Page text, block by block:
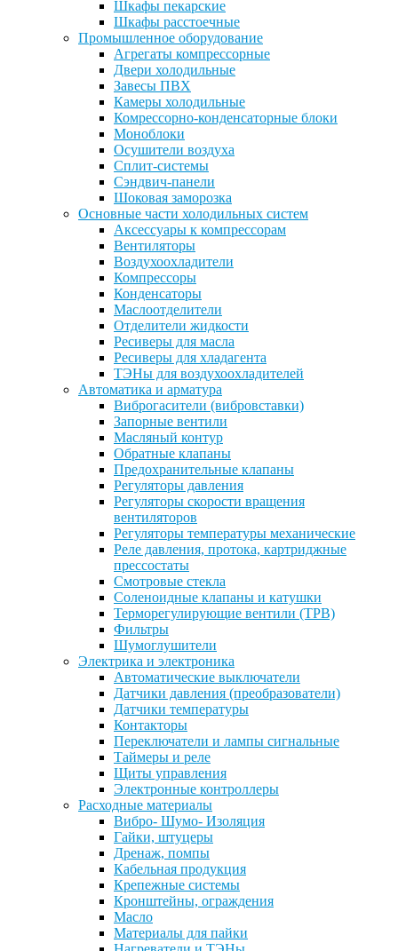
Шкафы пекарские
Шкафы расстоечные
Промышленное оборудование
Агрегаты компрессорные
Двери холодильные
Завесы ПВХ
Камеры холодильные
Комрессорно-конденсаторные блоки
Моноблоки
Осушители воздуха
Сплит-системы
Сэндвич-панели
Шоковая заморозка
Основные части холодильных систем
Аксессуары к компрессорам
Вентиляторы
Воздухоохладители
Компрессоры
Конденсаторы
Маслоотделители
Отделители жидкости
Ресиверы для масла
Ресиверы для хладагента
ТЭНы для воздухоохладителей
Автоматика и арматура
Виброгасители (вибровставки)
Запорные вентили
Масляный контур
Обратные клапаны
Предохранительные клапаны
Регуляторы давления
Регуляторы скорости вращения
вентиляторов
Регуляторы температуры механические
Реле давления, протока, картриджные
прессостаты
Смотровые стекла
Соленоидные клапаны и катушки
Терморегулирующие вентили (ТРВ)
Фильтры
Шумоглушители
Электрика и электроника
Автоматические выключатели
Датчики давления (преобразователи)
Датчики температуры
Контакторы
Переключатели и лампы сигнальные
Таймеры и реле
Щиты управления
Электронные контроллеры
Расходные материалы
Вибро- Шумо- Изоляция
Гайки, штуцеры
Дренаж, помпы
Кабельная продукция
Крепежные системы
Кронштейны, ограждения
Масло
Материалы для пайки